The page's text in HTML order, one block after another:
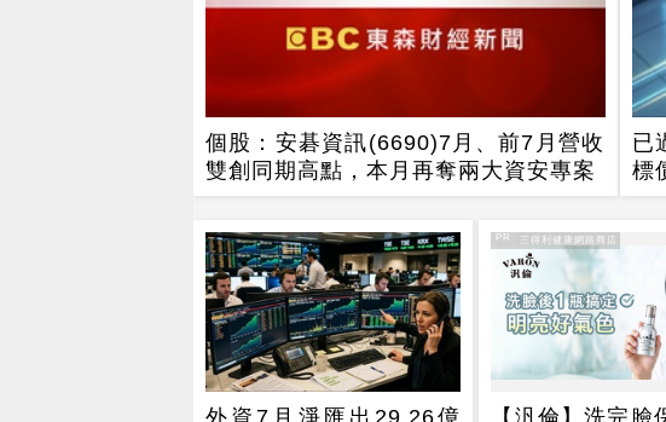
個股：安碁資訊(6690)7月、前7月營收
雙創同期高點，本月再奪兩大資安專案
已
標
外資7月淨匯出29.26億
PR
【汎倫】洗完臉
PR・三得利健康網路商店